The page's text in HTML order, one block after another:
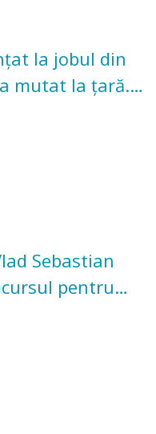
la jobul din
mutat la țară.
în grădina
Sebastian
pentru
Casei